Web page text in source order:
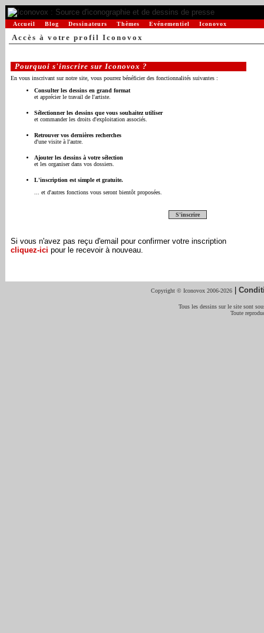
Accueil Blog Dessinateurs Thèmes Evénementiel Iconovox
Accès à votre profil Iconovox
Pourquoi s'inscrire sur Iconovox ?
En vous inscrivant sur notre site, vous pourrez bénéficier des fonctionnalités suivantes :
Consulter les dessins en grand format
et apprécier le travail de l'artiste.
Sélectionner les dessins que vous souhaitez utiliser
et commander les droits d'exploitation associés.
Retrouver vos dernières recherches
d'une visite à l'autre.
Ajouter les dessins à votre sélection
et les organiser dans vos dossiers.
L'inscription est simple et gratuite.
... et d'autres fonctions vous seront bientôt proposées.
S'inscrire
Si vous n'avez pas reçu d'email pour confirmer votre inscription
cliquez-ici pour le recevoir à nouveau.
Copyright © Iconovox 2006-2026 |
Tous les dessins sur le site sont
Toute